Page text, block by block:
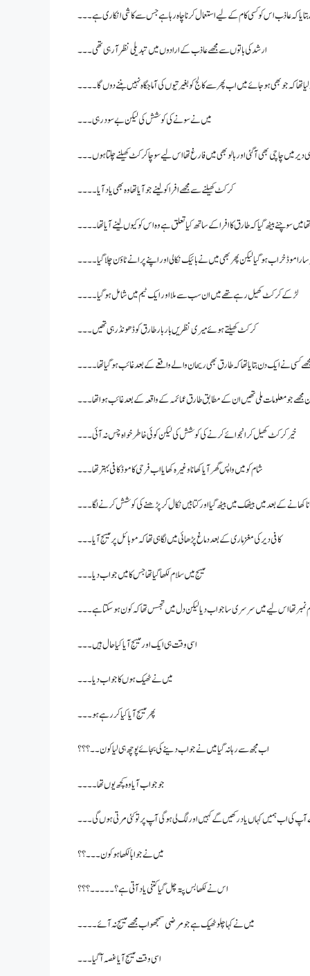
کہ عاذب اس کو کسی کام کے لیے استعمال کرنا چاہ رہا ہے جس سے کاشی انکاری ہے۔۔۔
ارشد کی باتوں سے مجھے عاذب کے ارادوں میں تبدیلی نظر آ رہی تھی۔۔۔
تھا کہ جو بھی ہو جائے میں اب پھر سے کالج کو بغیرتیوں کی آماجگاہ نہیں بننے دوں گا۔۔۔۔
میں نے سونے کی کوشش کی لیکن بے سود رہی۔۔۔
دیر میں چاچی بھی آ گئی اور بالو بھی میں فارغ تھا اس لیے سوچا کرکٹ کھیلنے چلتا ہوں۔۔۔
کرکٹ کھیلنے سے مجھے افرا کو لینے جو آیا تھا وہ بھی یاد آیا۔۔۔۔
میں سوچنے بیٹھ گیا کہ طارق کا افرا کے ساتھ کیا تعلق ہے وہ اس کو کیوں لینے آیا تھا۔۔۔۔
موڈ خراب ہو گیا لیکن پھر بھی میں نے بائیک نکالی اور اپنے پرانے ٹاؤن چلا گیا۔۔۔۔
لڑکے کرکٹ کھیل رہے تھے میں ان سب سے ملا اور ایک ٹیم میں شامل ہو گیا۔۔۔۔
کرکٹ کھیلتے ہوئے میری نظریں بار بار طارق کو ڈھونڈ رہی تھیں۔۔۔
کسی نے ایک دن بتایا تھا کہ طارق بھی ریحان والے واقعے کے بعد غائب ہو گیا تھا۔۔۔۔
مجھے جو معلومات ملی تھیں ان کے مطابق طارق عمائمہ کے واقعہ کے بعد غائب ہوا تھا۔۔۔
خیر کرکٹ کھیل کر انجوائے کرنے کی کوشش کی لیکن کوئی خاطر خواہ چس نہ آئی۔۔۔
شام کو میں واپس گھر آیا کھانا وغیرہ کھایا اب فرحی کا موڈ کافی بہتر تھا ۔۔۔
کھانے کے بعد میں بیٹھک میں بیٹھ گیا اور کتابیں نکال کر پڑھنے کی کوشش کرنے لگا ۔۔۔
کافی دیر کی مغز ماری کے بعد دماغ پڑھائی میں لگا ہی تھا کہ موبائل پر میسج آیا۔۔۔
میسج میں سلام لکھا گیا تھا جس کا میں جواب دیا۔۔۔
نمبر تھا اس لیے میں سرسری سا جواب دیا لیکن دل میں تجسس تھا کہ کون ہوسکتا ہے۔۔۔
اسی وقت ہی ایک اور میسج آیا کیا حال ہیں۔۔۔
میں نے ٹھیک ہوں کا جواب دیا۔۔۔
پھر میسج آیا کیا کر رہے ہو۔۔۔
اب مجھ سے رہا نہ گیا میں نے جواب دینے کی بجائے پوچھ ہی لیا کون۔۔؟؟؟
جو جواب آیا وہ کچھ یوں تھا۔۔۔۔
کی اب ہمیں کہاں یاد رکھیں گے کہیں اور لگ لی ہو گی آپ پر تو کئی مرتی ہوں گی۔۔۔
میں نے جواباً لکھا ہو کون ۔۔۔؟؟
اس نے لکھا بس پتہ چل گیا کتنی یاد آتی ہے؟۔۔۔۔۔؟؟؟
میں نے کہا چلو ٹھیک ہے جو مرضی سمجھو اب مجھے میسج نہ آئے۔۔۔۔
اسی وقت میسج آیا غصہ آ گیا۔۔۔